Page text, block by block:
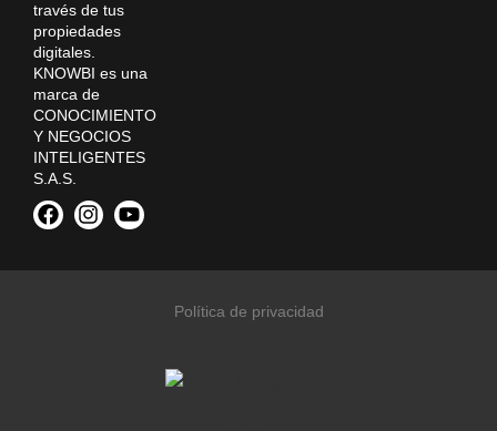
través de tus
propiedades
digitales.
KNOWBI es una
marca de
CONOCIMIENTO
Y NEGOCIOS
INTELIGENTES
S.A.S.
Política de privacidad